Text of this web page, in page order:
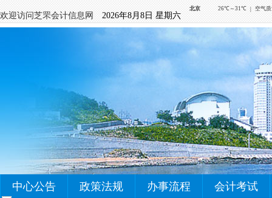
欢迎访问芝罘会计信息网 2026年8月8日 星期六
中心公告 政策法规 办事流程 会计考试